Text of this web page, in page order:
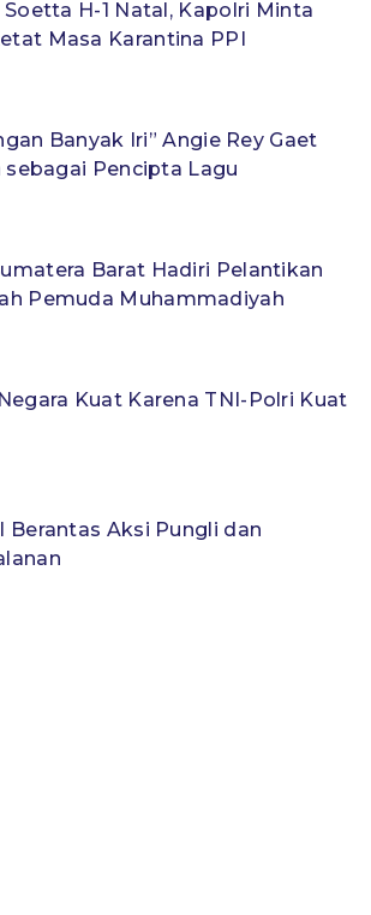
H-1 Natal, Kapolri Minta
Masa Karantina PPI
Banyak Iri” Angie Rey Gaet
sebagai Pencipta Lagu
Barat Hadiri Pelantikan
Pemuda Muhammadiyah
Kuat Karena TNI-Polri Kuat
Berantas Aksi Pungli dan